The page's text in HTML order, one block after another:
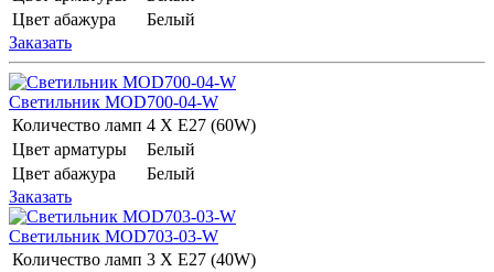
Цвет абажура
Белый
Заказать
Светильник MOD700-04-W
Количество ламп 4 Х E27 (60W)
Цвет арматуры
Белый
Цвет абажура
Белый
Заказать
Светильник MOD703-03-W
Количество ламп 3 Х E27 (40W)